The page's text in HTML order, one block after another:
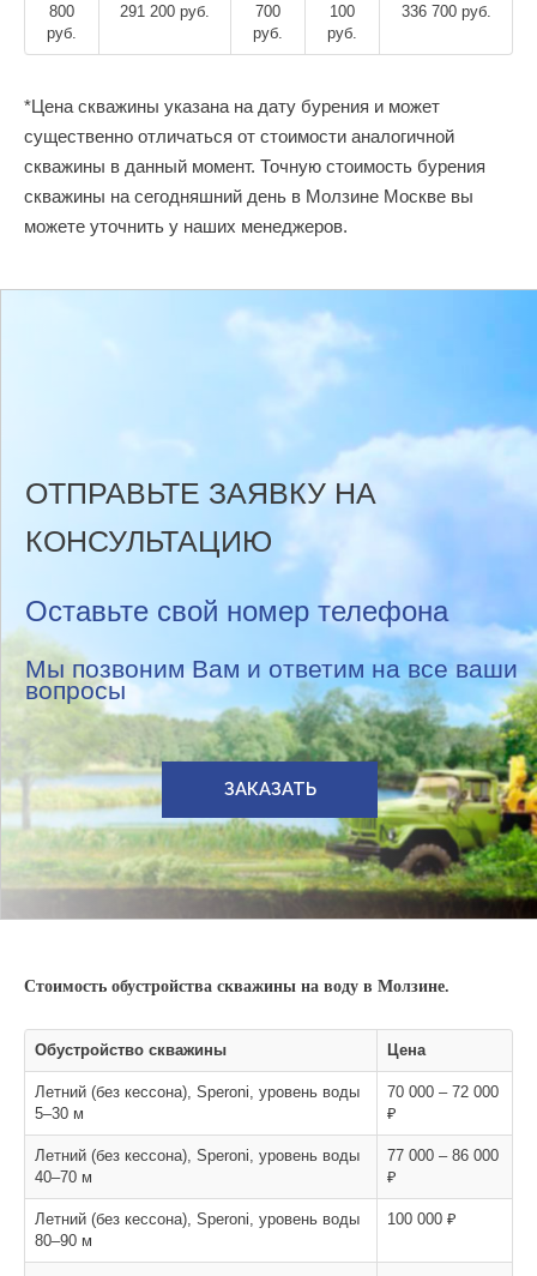
800
руб.
291 200 руб.
700
руб.
100
руб.
336 700 руб.
*Цена скважины указана на дату бурения и может
существенно отличаться от стоимости аналогичной
скважины в данный момент. Точную стоимость бурения
скважины на сегодняшний день в Молзине Москве вы
можете уточнить у наших менеджеров.
ОТПРАВЬТЕ ЗАЯВКУ НА
КОНСУЛЬТАЦИЮ
Оставьте свой номер телефона
Мы позвоним Вам и ответим на все ваши
вопросы
ЗАКАЗАТЬ
Стоимость обустройства скважины на воду в Молзине.
Обустройство скважины Цена
Летний (без кессона), Speroni, уровень воды
5–30 м
70 000 – 72 000
₽
Летний (без кессона), Speroni, уровень воды
40–70 м
77 000 – 86 000
₽
Летний (без кессона), Speroni, уровень воды
80–90 м
100 000 ₽